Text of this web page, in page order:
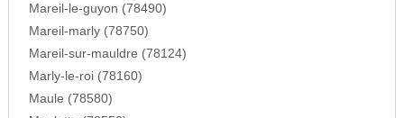
Mareil-le-guyon (78490)
Mareil-marly (78750)
Mareil-sur-mauldre (78124)
Marly-le-roi (78160)
Maule (78580)